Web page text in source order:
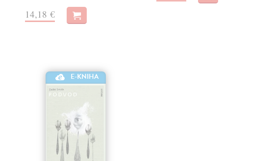
14,18 €
E-KNIHA